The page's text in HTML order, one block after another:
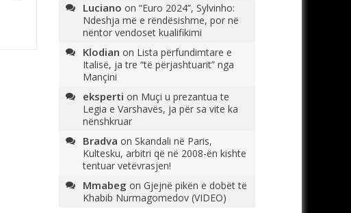
Luciano on “Euro 2024”, Sylvinho:
Ndeshja më e rëndësishme, por në
nëntor vendoset kualifikimi
Klodian on Lista përfundimtare e
Italisë, ja tre “të përjashtuarit” nga
Mançini
eksperti on Muçi u prezantua te
Legia e Varshavës, ja për sa vite ka
nënshkruar
Bradva on Skandali në Paris,
Kultesku, arbitri që në 2008-ën kishte
tentuar vetëvrasjen!
Mmabeg on Gjejnë pikën e dobët të
Khabib Nurmagomedov (VIDEO)